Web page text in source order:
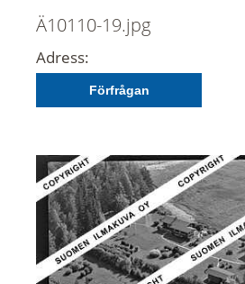
Ä10110-19.jpg
Adress:
Förfrågan